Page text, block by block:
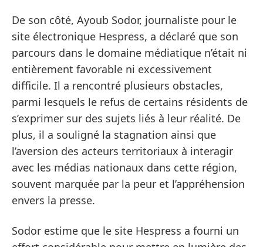
De son côté, Ayoub Sodor, journaliste pour le
site électronique Hespress, a déclaré que son
parcours dans le domaine médiatique n’était ni
entièrement favorable ni excessivement
difficile. Il a rencontré plusieurs obstacles,
parmi lesquels le refus de certains résidents de
s’exprimer sur des sujets liés à leur réalité. De
plus, il a souligné la stagnation ainsi que
l’aversion des acteurs territoriaux à interagir
avec les médias nationaux dans cette région,
souvent marquée par la peur et l’appréhension
envers la presse.
Sodor estime que le site Hespress a fourni un